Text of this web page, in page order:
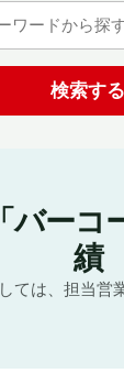
バーコ
績
ては、担当営